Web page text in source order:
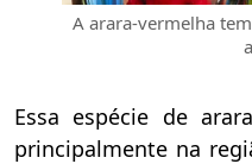
A arara-vermelha
Essa espécie de
principalmente na